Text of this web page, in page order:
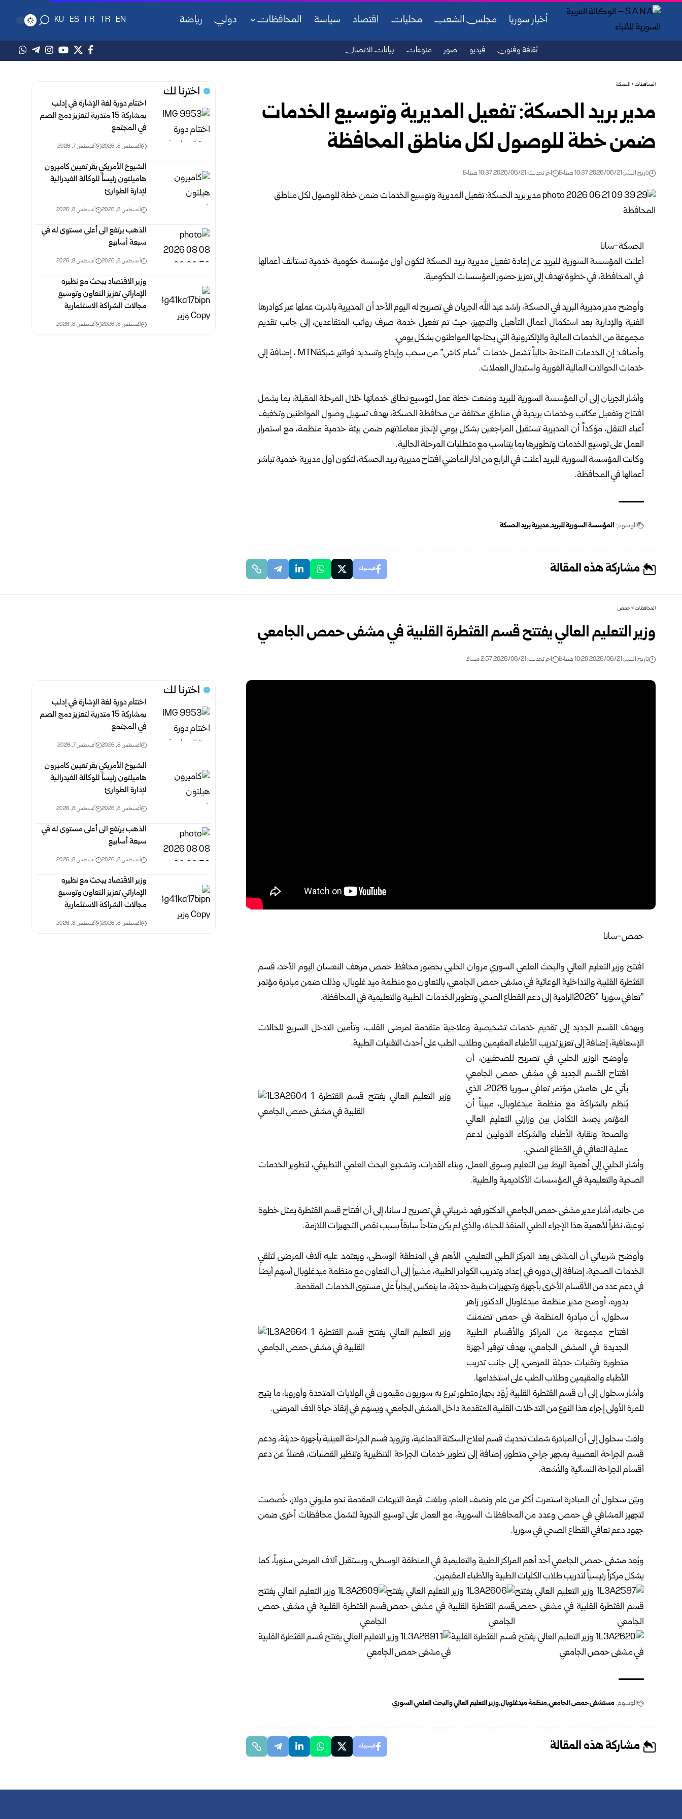
أخبار سوريا مجلس الشعب محليات اقتصاد سياسة المحافظات دولي رياضة EN
TR
FR
ES
KU
ثقافة وفنون فيديو صور منوعات بيانات الاتصال
المحافظات>الحسكة
مدير بريد الحسكة: تفعيل المديرية وتوسيع الخدمات
ضمن خطة ‌‏للوصول لكل مناطق المحافظة‎ ‎
تاريخ النشر: 2026/06/21 10:37 صباحًا اخر تحديث: 2026/06/21 10:37 صباحًا
‏الحسكة-سانا‌‌‎ ‎
أعلنت المؤسسة السورية للبريد عن إعادة تفعيل مديرية بريد ‌‏الحسكة لتكون أول مؤسسة حكومية خدمية تستأنف أعمالها
في ‌‏المحافظة، في خطوة تهدف إلى تعزيز حضور المؤسسات ‌‏الحكومية‎.‎
‏وأوضح مدير مديرية البريد في الحسكة، راشد عبد الله الجريان ‏في ‏تصريح له اليوم الأحد أن المديرية باشرت عملها عبر ‏كوادرها
‏الفنية والإدارية بعد استكمال أعمال التأهيل والتجهيز، ‏حيث تم ‏تفعيل خدمة صرف رواتب المتقاعدين، إلى جانب تقديم
‏مجموعة ‏من الخدمات المالية والإلكترونية التي يحتاجها ‏المواطنون بشكل ‏يومي‎.‎
وأضاف: إن الخدمات المتاحة حالياً تشمل خدمات “شام كاش” ‏من ‏سحب وإيداع وتسديد فواتير شبكة‎ MTN، إضافة إلى
‏خدمات ‏الحوالات المالية الفورية واستبدال العملات‎.‎
‏وأشار الجريان إلى أن المؤسسة السورية للبريد وضعت خطة ‏عمل ‏لتوسيع نطاق خدماتها خلال المرحلة المقبلة، بما يشمل
‏افتتاح ‏وتفعيل مكاتب وخدمات بريدية في مناطق مختلفة من ‏محافظة ‏الحسكة، بهدف تسهيل وصول المواطنين وتخفيف
‏أعباء التنقل، ‏مؤكداً أن المديرية تستقبل المراجعين بشكل يومي ‏لإنجاز معاملاتهم ‏ضمن بيئة خدمية منظمة، مع استمرار
العمل ‏على توسيع الخدمات ‏وتطويرها بما يتناسب مع متطلبات ‏المرحلة الحالية‎.‎
وكانت المؤسسة السورية للبريد أعلنت في الرابع من آذار ‏الماضي ‏افتتاح مديرية بريد الحسكة، لتكون أول مديرية خدمية ‏تباشر
‏أعمالها في المحافظة‎.‎
الوسوم: المؤسسة السورية للبريد مديرية بريد ‌‏الحسكة
مشاركة هذه المقالة فيسبوك
اخترنا لك
اختتام دورة لغة الإشارة في إدلب
بمشاركة 15 متدربة لتعزيز دمج الصم
في المجتمع
أغسطس 8, 2026 أغسطس 7, 2026
الشيوخ الأمريكي يقر تعيين كاميرون
هاميلتون رئيساً للوكالة الفيدرالية
لإدارة الطوارئ
أغسطس 8, 2026 أغسطس 8, 2026
الذهب يرتفع الى أعلى مستوى له في
سبعة أسابيع
أغسطس 8, 2026 أغسطس 8, 2026
وزير الاقتصاد ‏يبحث مع نظيره
الإماراتي تعزيز التعاون وتوسيع
مجالات الشراكة الاستثمارية
أغسطس 8, 2026 أغسطس 8, 2026
المحافظات>حمص
وزير التعليم العالي يفتتح قسم القثطرة القلبية في مشفى ‏حمص ‏الجامعي‎
تاريخ النشر: 2026/06/21 10:20 صباحًا اخر تحديث: 2026/06/21 2:57 مساءً
‎حمص-سانا‌‌‎
افتتح وزير التعليم العالي والبحث العلمي السوري‏مروان الحلبي ‏بحضور محافظ حمص مرهف النعسان ‏اليوم الأحد، قسم
‏القثطرة القلبية والتداخلية الوعائية في ‏مشفىحمص الجامعي، ‏بالتعاون مع منظمة ميد غلوبال، ‏وذلك ضمن مبادرة مؤتمر
‌‎”‎تعافي ‏سوريا 2026‎” ‎الرامية إلى ‏دعم القطاع الصحي وتطوير ‏الخدمات الطبية والتعليمية ‏في المحافظة‎.‎
ويهدف القسم الجديد إلى تقديم خدمات تشخيصية ‏وعلاجية ‏متقدمة لمرضى القلب، وتأمين التدخل السريع ‏للحالات
‏الإسعافية، إضافة إلى تعزيز تدريب الأطباء ‏المقيمين وطلاب ‏الطب على أحدث التقنيات الطبية‎.‎‎
وأوضح الوزير الحلبي في تصريح للصحفيين، أن
افتتاح ‏القسم ‏الجديد في مشفى حمص الجامعي
يأتي على هامش ‏مؤتمر تعافي ‏سوريا 2026، الذي
يُنظم بالشراكة مع ‏منظمة ميدغلوبال، مبيناً ‏أن
المؤتمر يجسد التكامل بين ‏وزارتي التعليم العالي
والصحة ‏ونقابة الأطباء والشركاء ‏الدوليين لدعم
عملية التعافي في القطاع ‏الصحي‎.‎
‎وأشار الحلبي إلى أهمية الربط بين التعليم وسوق العمل، ‏وبناء ‏القدرات، وتشجيع البحث العلمي التطبيقي، لتطوير ‏الخدمات
‏الصحية والتعليمية في المؤسسات الأكاديمية ‏والطبية‎.‎
من جانبه، أشار مدير مشفى حمص الجامعي الدكتور فهد ‌‏شريباتي في تصريح لـ سانا، إلى أن افتتاح قسم القثطرة ‏يمثل ‏خطوة
نوعية، نظراً لأهمية هذا الإجراء الطبي ‏المنقذ للحياة، ‏والذي لم يكن متاحاً سابقاً بسبب نقص ‏التجهيزات اللازمة‎.‎
وأوضح شريباتي أن المشفى يعد المركز الطبي التعليمي ‏ ‏الأهم في المنطقة الوسطى، ويعتمد عليه آلاف المرضى ‏لتلقي
‏الخدمات الصحية، إضافة إلى دوره في إعداد ‏وتدريب الكوادر ‏الطبية، مشيراً إلى أن التعاون مع ‏منظمة ميدغلوبال أسهم أيضاً
‏في دعم عدد من الأقسام ‏الأخرى بأجهزة وتجهيزات طبية ‏حديثة، ما ينعكس إيجاباً ‏على مستوى الخدمات المقدمة‎.‎
بدوره، أوضح مدير منظمة ميدغلوبال الدكتور زاهر
‏سحلول، ‏أن مبادرة المنظمة في حمص تضمنت
افتتاح ‏مجموعة من ‏المراكز والأقسام الطبية
الجديدة في المشفى ‏الجامعي، بهدف ‏توفير أجهزة
متطورة وتقنيات حديثة ‏للمرضى، إلى جانب ‏تدريب
الأطباء والمقيمين وطلاب ‏الطب على استخدامها‎.‎
وأشار سحلول إلى أن قسم القثطرة القلبية زُوّد بجهاز ‏متطور ‏تبرع به سوريون مقيمون في الولايات المتحدة ‏وأوروبا، ما يتيح
‏للمرة الأولى إجراء هذا النوع من ‏التدخلات القلبية المتقدمة ‏داخل المشفى الجامعي، ويسهم ‏في إنقاذ حياة آلاف المرضى‎.‎
ولفت سحلول إلى أن المبادرة شملت تحديث قسم لعلاج ‏السكتة ‏الدماغية، وتزويد قسم الجراحة العينية بأجهزة ‏حديثة، ودعم
قسم ‏الجراحة العصبية بمجهر جراحي ‏متطور، إضافة إلى تطوير ‏خدمات الجراحة التنظيرية ‏وتنظير القصبات، فضلاً عن دعم
‏أقسام الجراحة النسائية ‏والأشعة‎.‎
وبيّن سحلول أن المبادرة استمرت أكثر من عام ونصف ‏العام، ‏وبلغت قيمة التبرعات المقدمة نحو مليوني ‏دولار، خُصصت
‏لتجهيز المشافي في حمص وعدد من ‏المحافظات السورية، مع ‏العمل على توسيع التجربة ‏لتشمل محافظات أخرى ضمن
جهود ‏دعم تعافي القطاع ‏الصحي في سوريا‎.‎
ويُعد مشفى حمص الجامعي أحد أهم المراكز الطبية ‏والتعليمية ‏في المنطقة الوسطى، ويستقبل آلاف المرضى ‏سنوياً، كما
يشكل ‏مركزاً رئيسياً لتدريب طلاب الكليات ‏الطبية والأطباء المقيمين‎.‎
الوسوم: مستشفى حمص الجامعي منظمة ميدغلوبال وزير التعليم العالي والبحث العلمي السوري
مشاركة هذه المقالة فيسبوك
اخترنا لك
اختتام دورة لغة الإشارة في إدلب
بمشاركة 15 متدربة لتعزيز دمج الصم
في المجتمع
أغسطس 8, 2026 أغسطس 7, 2026
الشيوخ الأمريكي يقر تعيين كاميرون
هاميلتون رئيساً للوكالة الفيدرالية
لإدارة الطوارئ
أغسطس 8, 2026 أغسطس 8, 2026
الذهب يرتفع الى أعلى مستوى له في
سبعة أسابيع
أغسطس 8, 2026 أغسطس 8, 2026
وزير الاقتصاد ‏يبحث مع نظيره
الإماراتي تعزيز التعاون وتوسيع
مجالات الشراكة الاستثمارية
أغسطس 8, 2026 أغسطس 8, 2026